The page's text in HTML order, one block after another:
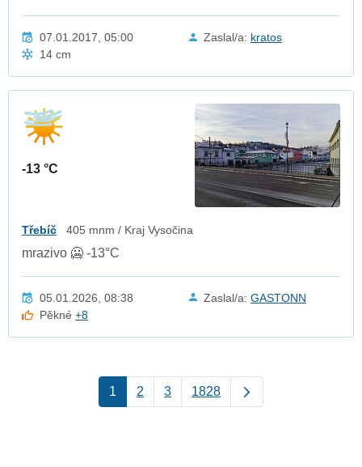
07.01.2017, 05:00 Zaslal/a: kratos
14 cm
-13 °C
Třebíč 405 mnm / Kraj Vysočina
mrazivo 🥶 -13°C
05.01.2026, 08:38 Zaslal/a: GASTONN
Pěkné+8
1 2 3 1828